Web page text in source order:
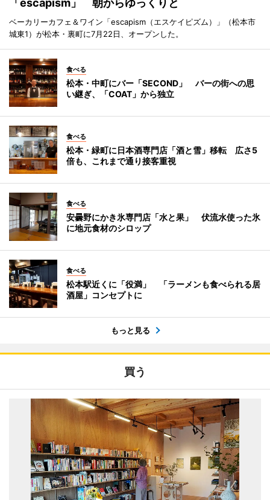
「escapism」 朝からゆっくりと
ベーカリーカフェ＆ワイン「escapism（エスケイピズム）」（松本市
城東1）が松本・裏町に7月22日、オープンした。
食べる
松本・中町にバー「SECOND」 バーの街への思
い継ぎ、「COAT」から独立
食べる
松本・緑町に日本酒専門店「酒と雪」移転 広さ5
倍も、これまで通り接客重視
食べる
安曇野にかき氷専門店「水と果」 伏流水使った氷
に地元食材のシロップ
食べる
松本駅近くに「役満」 「ラーメンも食べられる居
酒屋」コンセプトに
もっと見る
買う